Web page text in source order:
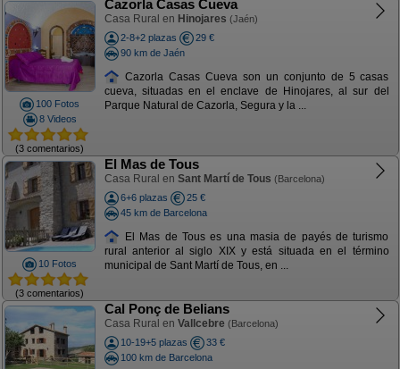
100 Fotos
8 Videos
(3 comentarios)
Cazorla Casas Cueva
Casa Rural en Hinojares (Jaén)
2-8+2 plazas
29 €
90 km de Jaén
Cazorla Casas Cueva son un conjunto de 5 casas
cueva, situadas en el enclave de Hinojares, al sur del
Parque Natural de Cazorla, Segura y la ...
10 Fotos
(3 comentarios)
El Mas de Tous
Casa Rural en Sant Martí de Tous (Barcelona)
6+6 plazas
25 €
45 km de Barcelona
El Mas de Tous es una masia de payés de turismo
rural anterior al siglo XIX y está situada en el término
municipal de Sant Martí de Tous, en ...
Cal Ponç de Belians
Casa Rural en Vallcebre (Barcelona)
10-19+5 plazas
33 €
100 km de Barcelona